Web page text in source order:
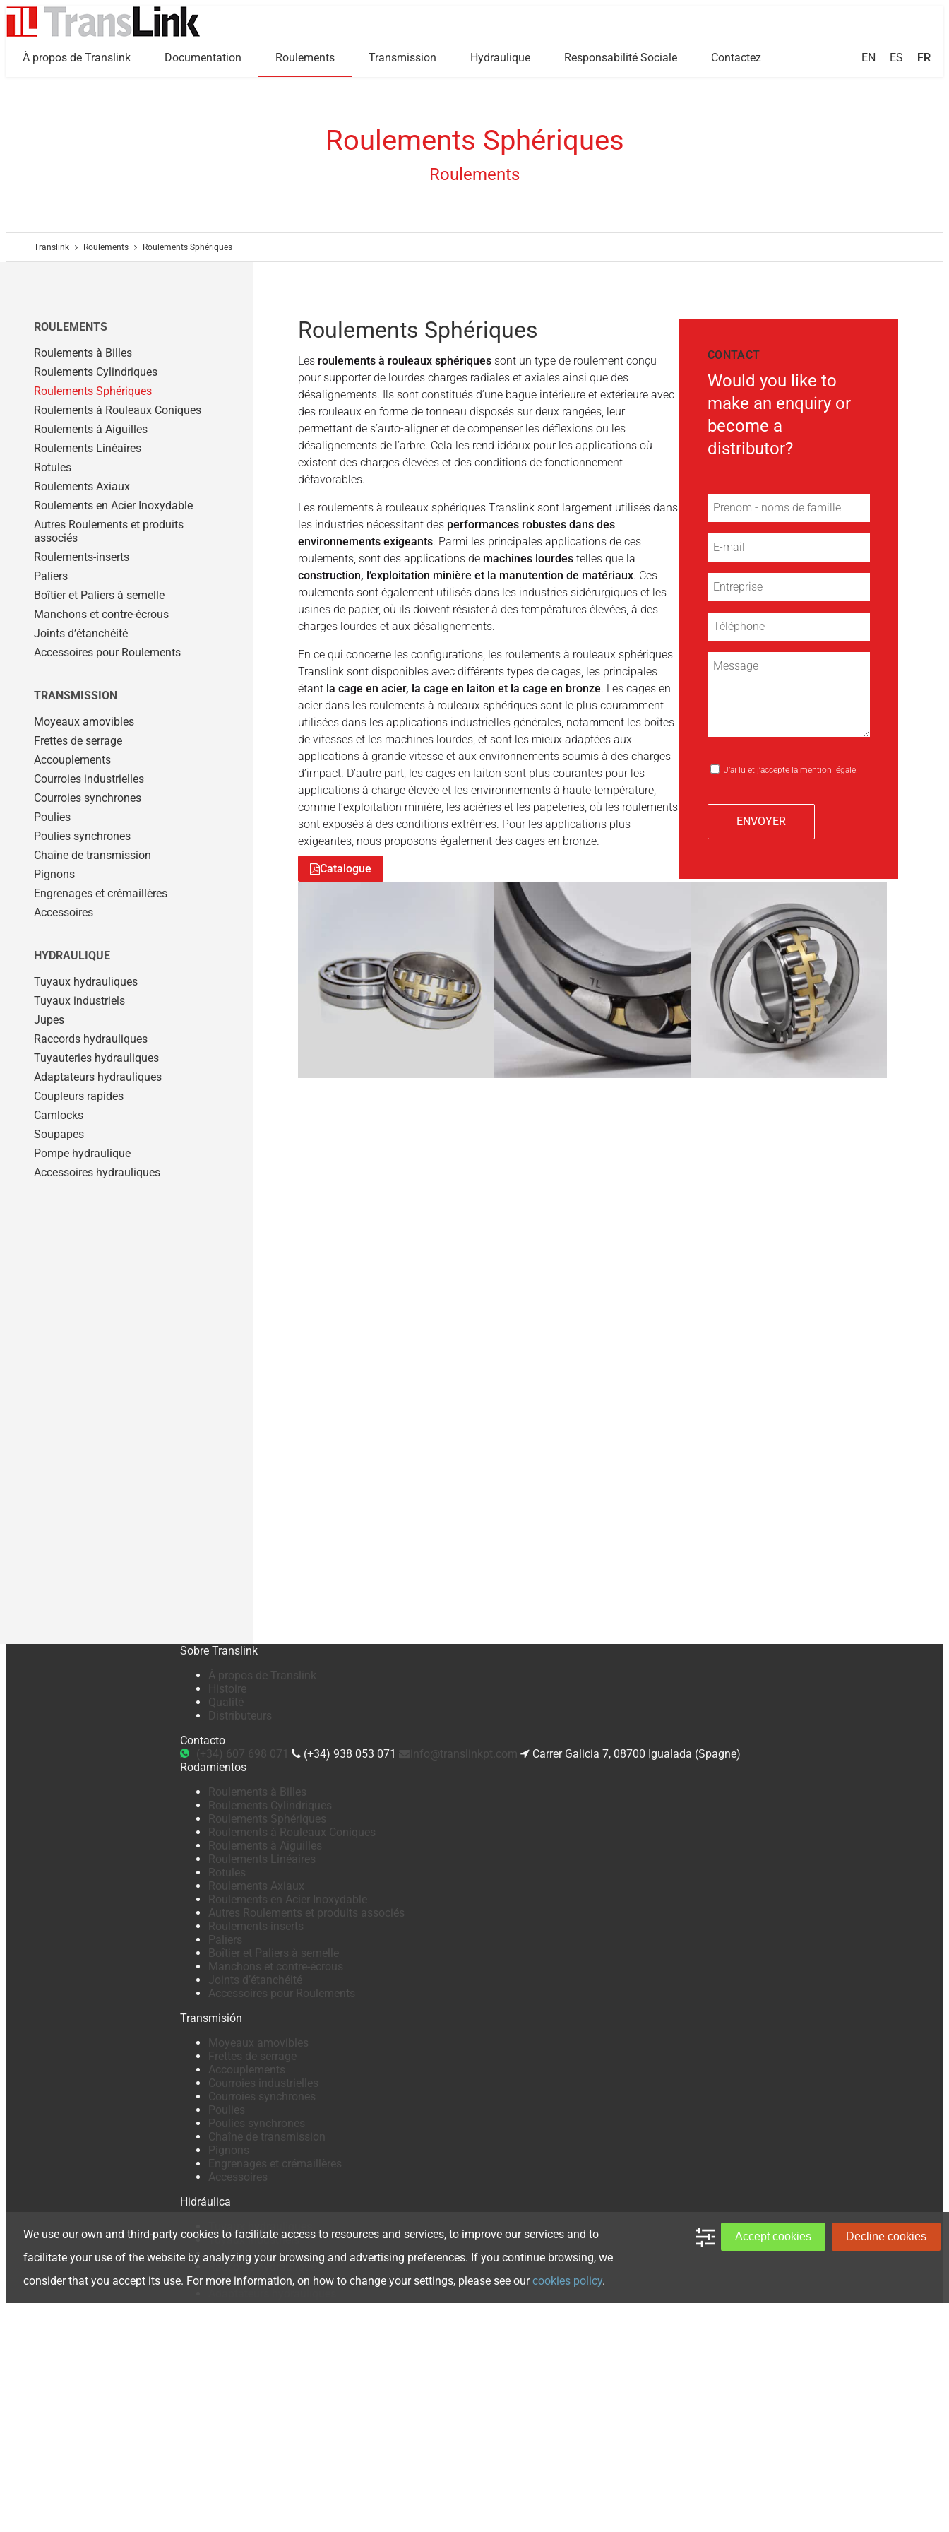
À propos de Translink Documentation Roulements Transmission Hydraulique Responsabilité Sociale Contactez EN ES FR
Roulements Sphériques
Roulements
Translink Roulements Roulements Sphériques
ROULEMENTS
Roulements à Billes
Roulements Cylindriques
Roulements Sphériques
Roulements à Rouleaux Coniques
Roulements à Aiguilles
Roulements Linéaires
Rotules
Roulements Axiaux
Roulements en Acier Inoxydable
Autres Roulements et produits
associés
Roulements-inserts
Paliers
Boîtier et Paliers à semelle
Manchons et contre-écrous
Joints d’étanchéité
Accessoires pour Roulements
TRANSMISSION
Moyeaux amovibles
Frettes de serrage
Accouplements
Courroies industrielles
Courroies synchrones
Poulies
Poulies synchrones
Chaîne de transmission
Pignons
Engrenages et crémaillères
Accessoires
HYDRAULIQUE
Tuyaux hydrauliques
Tuyaux industriels
Jupes
Raccords hydrauliques
Tuyauteries hydrauliques
Adaptateurs hydrauliques
Coupleurs rapides
Camlocks
Soupapes
Pompe hydraulique
Accessoires hydrauliques
Roulements Sphériques
Les roulements à rouleaux sphériques sont un type de roulement conçu
pour supporter de lourdes charges radiales et axiales ainsi que des
désalignements. Ils sont constitués d’une bague intérieure et extérieure avec
des rouleaux en forme de tonneau disposés sur deux rangées, leur
permettant de s’auto-aligner et de compenser les déflexions ou les
désalignements de l’arbre. Cela les rend idéaux pour les applications où
existent des charges élevées et des conditions de fonctionnement
défavorables.
Les roulements à rouleaux sphériques Translink sont largement utilisés dans
les industries nécessitant des performances robustes dans des
environnements exigeants. Parmi les principales applications de ces
roulements, sont des applications de machines lourdes telles que la
construction, l’exploitation minière et la manutention de matériaux. Ces
roulements sont également utilisés dans les industries sidérurgiques et les
usines de papier, où ils doivent résister à des températures élevées, à des
charges lourdes et aux désalignements.
En ce qui concerne les configurations, les roulements à rouleaux sphériques
Translink sont disponibles avec différents types de cages, les principales
étant la cage en acier, la cage en laiton et la cage en bronze. Les cages en
acier dans les roulements à rouleaux sphériques sont le plus couramment
utilisées dans les applications industrielles générales, notamment les boîtes
de vitesses et les machines lourdes, et sont les mieux adaptées aux
applications à grande vitesse et aux environnements soumis à des charges
d’impact. D’autre part, les cages en laiton sont plus courantes pour les
applications à charge élevée et les environnements à haute température,
comme l’exploitation minière, les aciéries et les papeteries, où les roulements
sont exposés à des conditions extrêmes. Pour les applications plus
exigeantes, nous proposons également des cages en bronze.
Catalogue
CONTACT
Would you like to
make an enquiry or
become a
distributor?
J’ai lu et j’accepte la mention légale.
Sobre Translink
À propos de Translink
Histoire
Qualité
Distributeurs
Contacto
(+34) 607 698 071
(+34) 938 053 071 info@translinkpt.com
Carrer Galicia 7, 08700 Igualada (Spagne)
Rodamientos
Roulements à Billes
Roulements Cylindriques
Roulements Sphériques
Roulements à Rouleaux Coniques
Roulements à Aiguilles
Roulements Linéaires
Rotules
Roulements Axiaux
Roulements en Acier Inoxydable
Autres Roulements et produits associés
Roulements-inserts
Paliers
Boîtier et Paliers à semelle
Manchons et contre-écrous
Joints d’étanchéité
Accessoires pour Roulements
Transmisión
Moyeaux amovibles
Frettes de serrage
Accouplements
Courroies industrielles
Courroies synchrones
Poulies
Poulies synchrones
Chaîne de transmission
Pignons
Engrenages et crémaillères
Accessoires
Hidráulica
Tuyaux hydrauliques
Tuyaux industriels
Jupes
Raccords hydrauliques
Tuyauteries hydrauliques
Coupleurs rapides
We use our own and third-party cookies to facilitate access to resources and services, to improve our services and to
facilitate your use of the website by analyzing your browsing and advertising preferences. If you continue browsing, we
consider that you accept its use. For more information, on how to change your settings, please see ourcookies policy.
Accept cookies Decline cookies